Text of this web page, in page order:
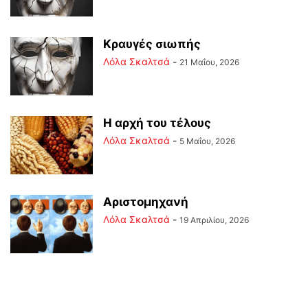
Κραυγές σιωπής
Λόλα Σκαλτσά - 21 Μαΐου, 2026
Η αρχή του τέλους
Λόλα Σκαλτσά - 5 Μαΐου, 2026
Αριστομηχανή
Λόλα Σκαλτσά - 19 Απριλίου, 2026